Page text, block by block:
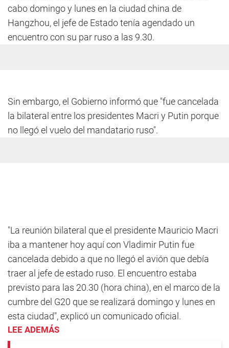
cabo domingo y lunes en la ciudad china de
Hangzhou, el jefe de Estado tenía agendado un
encuentro con su par ruso a las 9.30.
Sin embargo, el Gobierno informó que "fue cancelada
la bilateral entre los presidentes Macri y Putin porque
no llegó el vuelo del mandatario ruso".
"La reunión bilateral que el presidente Mauricio Macri
iba a mantener hoy aquí con Vladimir Putin fue
cancelada debido a que no llegó el avión que debía
traer al jefe de estado ruso. El encuentro estaba
previsto para las 20.30 (hora china), en el marco de la
cumbre del G20 que se realizará domingo y lunes en
esta ciudad", explicó un comunicado oficial.
LEE ADEMÁS